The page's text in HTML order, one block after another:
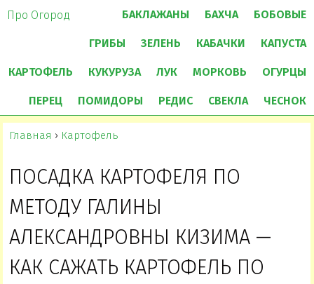
Про Огород БАКЛАЖАНЫ БАХЧА БОБОВЫЕ
ГРИБЫ ЗЕЛЕНЬ КАБАЧКИ КАПУСТА
КАРТОФЕЛЬ КУКУРУЗА ЛУК МОРКОВЬ ОГУРЦЫ
ПЕРЕЦ ПОМИДОРЫ РЕДИС СВЕКЛА ЧЕСНОК
Главная › Картофель
ПОСАДКА КАРТОФЕЛЯ ПО
МЕТОДУ ГАЛИНЫ
АЛЕКСАНДРОВНЫ КИЗИМА —
КАК САЖАТЬ КАРТОФЕЛЬ ПО